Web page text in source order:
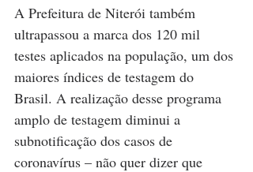
A Prefeitura de Niterói também
ultrapassou a marca dos 120 mil
testes aplicados na população, um dos
maiores índices de testagem do
Brasil. A realização desse programa
amplo de testagem diminui a
subnotificação dos casos de
coronavírus – não quer dizer que